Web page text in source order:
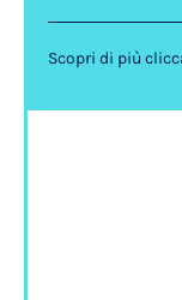
Scopri di più